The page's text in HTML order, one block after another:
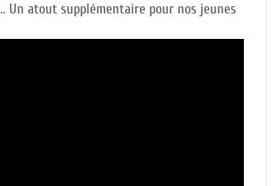
Un atout supplémentaire pour nos jeunes